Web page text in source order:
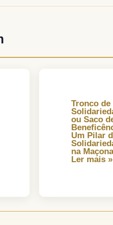
Tronco de
ou Saco
Um Pilar
na
Ler mais »